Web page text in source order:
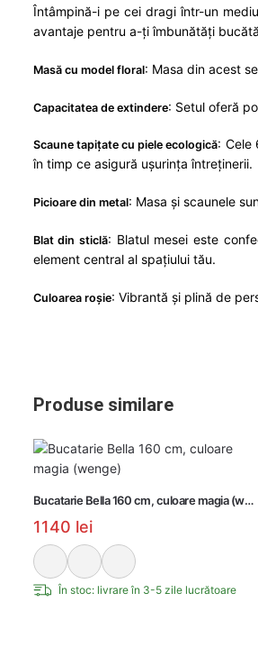
Întâmpină-i pe cei dragi într-un
avantaje pentru a-ți îmbunătăți
Masă cu model floral: Masa din acest
Capacitatea de extindere: Setul oferă
Scaune tapițate cu piele ecologică: Cele
în timp ce asigură ușurința întreținerii.
Picioare din metal: Masa și scaunele
Blat din sticlă: Blatul mesei este
element central al spațiului tău.
Culoarea roşie: Vibrantă și plină de
Produse similare
Bucatarie Bella 160 cm, culoare magia
1140 lei
În stoc: livrare în 3-5 zile lucrătoare